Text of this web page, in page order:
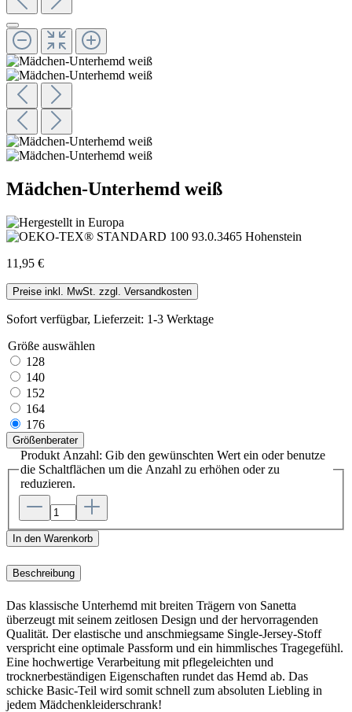
Mädchen-Unterhemd weiß
11,95 €
Preise inkl. MwSt. zzgl. Versandkosten
Sofort verfügbar, Lieferzeit: 1-3 Werktage
Größe auswählen
128
140
152
164
176
Größenberater
Produkt Anzahl: Gib den gewünschten Wert ein oder benutze
die Schaltflächen um die Anzahl zu erhöhen oder zu
reduzieren.
In den Warenkorb
Beschreibung
Das klassische Unterhemd mit breiten Trägern von Sanetta
überzeugt mit seinem zeitlosen Design und der hervorragenden
Qualität. Der elastische und anschmiegsame Single-Jersey-Stoff
verspricht eine optimale Passform und ein himmlisches Tragegefühl.
Eine hochwertige Verarbeitung mit pflegeleichten und
trocknerbeständigen Eigenschaften rundet das Hemd ab. Das
schicke Basic-Teil wird somit schnell zum absoluten Liebling in
jedem Mädchenkleiderschrank!